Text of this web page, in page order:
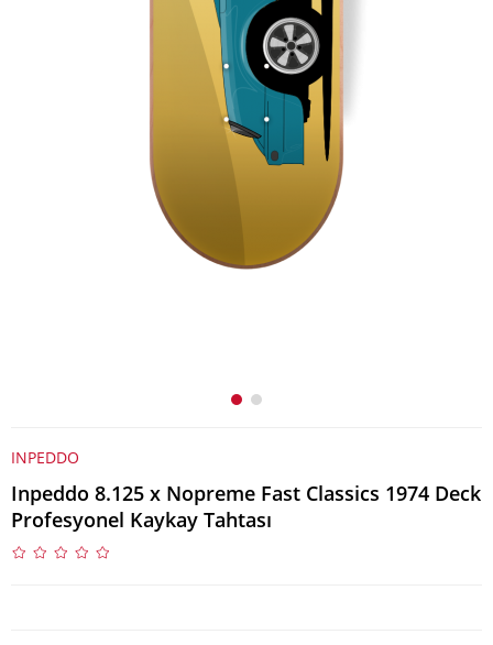
INPEDDO
Inpeddo 8.125 x Nopreme Fast Classics 1974 Deck
Profesyonel Kaykay Tahtası